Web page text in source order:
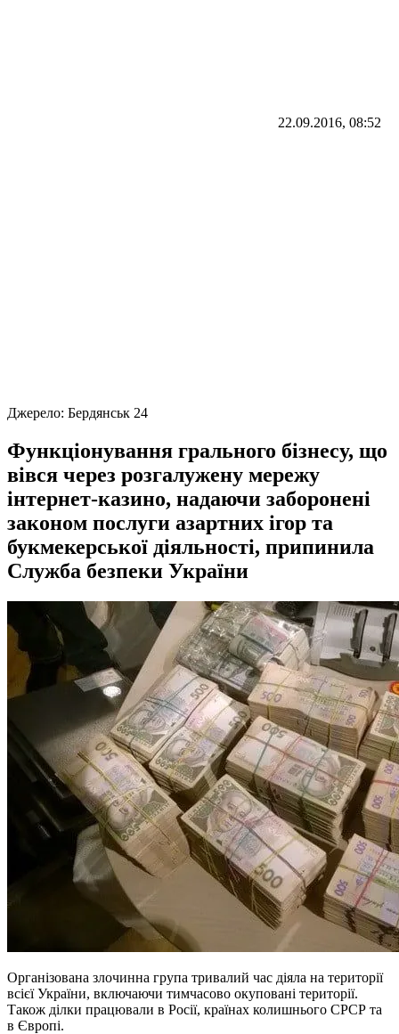
22.09.2016, 08:52
Джерело: Бердянськ 24
Функціонування грального бізнесу, що
вівся через розгалужену мережу
інтернет-казино, надаючи заборонені
законом послуги азартних ігор та
букмекерської діяльності, припинила
Служба безпеки України
Організована злочинна група тривалий час діяла на території
всієї України, включаючи тимчасово окуповані території.
Також ділки працювали в Росії, країнах колишнього СРСР та
в Європі.